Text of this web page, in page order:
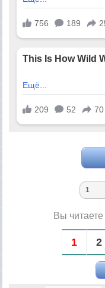
Вы читаете
1 2